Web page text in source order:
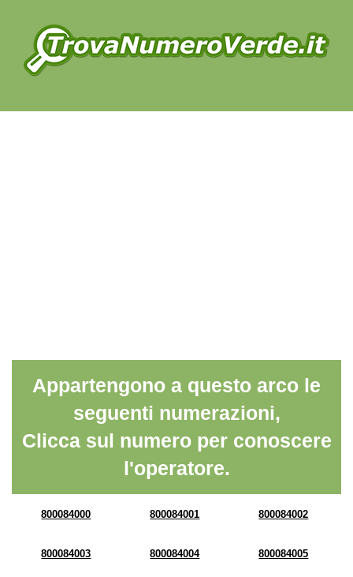
Appartengono a questo arco le
seguenti numerazioni,
Clicca sul numero per conoscere
l'operatore.
800084000 800084001 800084002
800084003 800084004 800084005